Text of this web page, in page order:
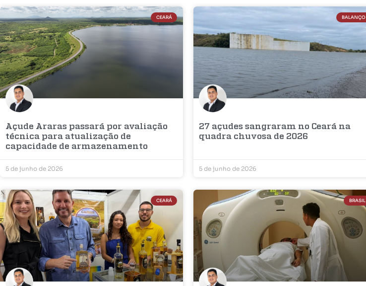
CEARÁ
Açude Araras passará por avaliação
técnica para atualização de
capacidade de armazenamento
5 de junho de 2026
BALANÇO
27 açudes sangraram no Ceará na
quadra chuvosa de 2026
5 de junho de 2026
CEARÁ BRASIL